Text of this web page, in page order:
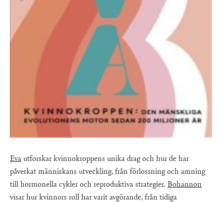
Eva utforskar kvinnokroppens unika drag och hur de har
påverkat människans utveckling, från förlossning och amning
till hormonella cykler och reproduktiva strategier. Bohannon
visar hur kvinnors roll har varit avgörande, från tidiga